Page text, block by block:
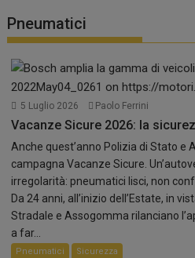
Pneumatici
5 Luglio 2026 Paolo Ferrini
Vacanze Sicure 2026: la
Anche quest’anno Polizia di Stato e
campagna Vacanze Sicure.
irregolarità: pneumatici lisci, non
Da 24 anni, all’inizio dell’Estate, in
Stradale e Assogomma rilanciano
a far...
Pneumatici Sicurezza